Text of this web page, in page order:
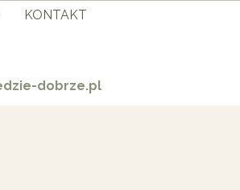
KONTAKT
dobrze.pl